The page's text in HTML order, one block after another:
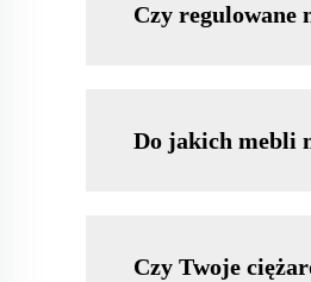
Czy regulowane
Do jakich mebli
Czy Twoje